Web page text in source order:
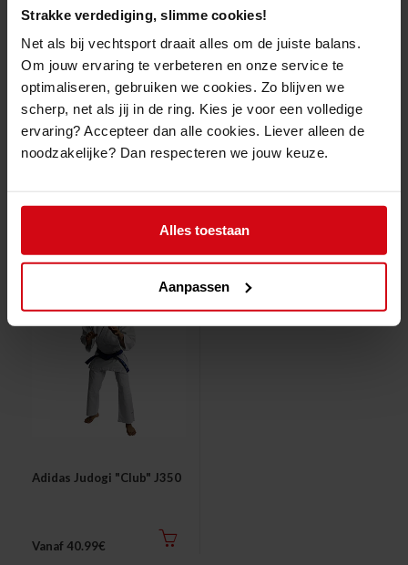
Strakke verdediging, slimme cookies!
Net als bij vechtsport draait alles om de juiste balans.
Om jouw ervaring te verbeteren en onze service te
optimaliseren, gebruiken we cookies. Zo blijven we
scherp, net als jij in de ring. Kies je voor een volledige
ervaring? Accepteer dan alle cookies. Liever alleen de
noodzakelijke? Dan respecteren we jouw keuze.
Alles toestaan
Aanpassen
Adidas Judogi "Club" J350
Vanaf 40.99€